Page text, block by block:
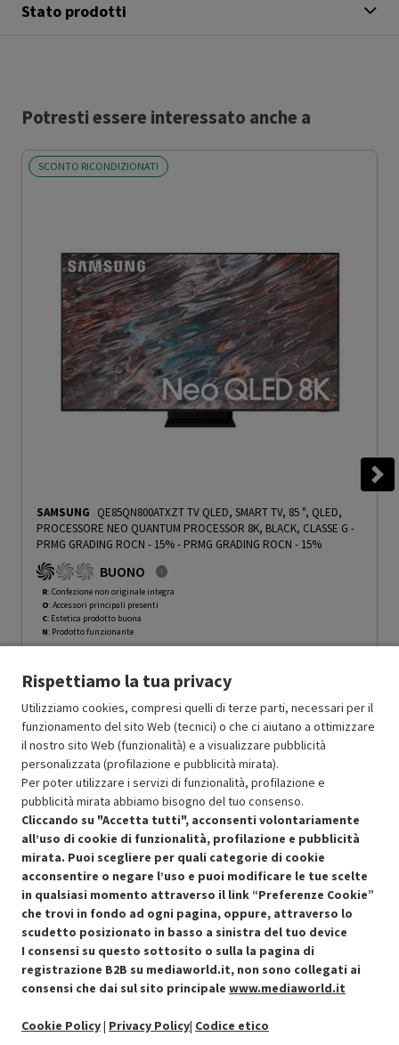
Stato prodotti
Potresti essere interessato anche a
SCONTO RICONDIZIONATI
SAMSUNG QE85QN800ATXZT TV QLED, SMART TV, 85 ", QLED,
PROCESSORE NEO QUANTUM PROCESSOR 8K, BLACK, CLASSE G -
PRMG GRADING ROCN - 15%- PRMG GRADING ROCN - 15%
BUONO
R: Confezione non originale integra
O: Accessori principali presenti
C: Estetica prodotto buona
N: Prodotto funzionante
Ricondizionato Prezzo ridotto da
6374.15a-50%
In Promozione 3187.07
Aggiungi al carrello
SCONTO RICONDIZIONATI
Approfitta dello sconto del 50% sul prodotto ricondizionato.
Condizioni generali di vendita Recedere dal contratto qui
Rispettiamo la tua privacy
Utilizziamo cookies, compresi quelli di terze parti, necessari per il
funzionamento del sito Web (tecnici) o che ci aiutano a ottimizzare
il nostro sito Web (funzionalità) e a visualizzare pubblicità
personalizzata (profilazione e pubblicità mirata).
Per poter utilizzare i servizi di funzionalità, profilazione e
pubblicità mirata abbiamo bisogno del tuo consenso.
Cliccando su "Accetta tutti", acconsenti volontariamente
all’uso di cookie di funzionalità, profilazione e pubblicità
mirata. Puoi scegliere per quali categorie di cookie
acconsentire o negare l’uso e puoi modificare le tue scelte
in qualsiasi momento attraverso il link “Preferenze Cookie”
che trovi in fondo ad ogni pagina, oppure, attraverso lo
scudetto posizionato in basso a sinistra del tuo device
I consensi su questo sottosito o sulla la pagina di
registrazione B2B su mediaworld.it, non sono collegati ai
consensi che dai sul sito principale www.mediaworld.it
Cookie Policy| Privacy Policy| Codice etico